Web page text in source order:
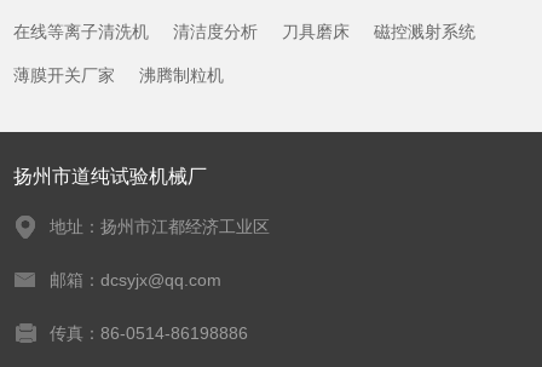
在线等离子清洗机 清洁度分析 刀具磨床 磁控溅射系统
薄膜开关厂家 沸腾制粒机
扬州市道纯试验机械厂
地址：扬州市江都经济工业区
邮箱：dcsyjx@qq.com
传真：86-0514-86198886